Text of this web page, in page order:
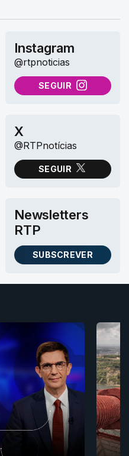
Instagram
@rtpnoticias
SEGUIR
NO INSTAGRAM
X
@RTPnotícias
SEGUIR
NO X (TWITTER)
Newsletters
RTP
SUBSCREVER
AS NEWSLETTERS RTP